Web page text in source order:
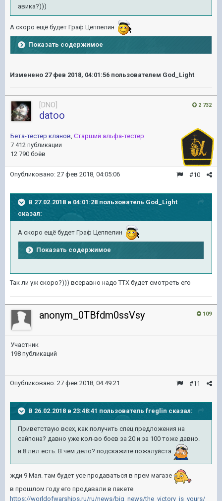
авика?)))
А скоро ещё будет Граф Цеппелин
Показать содержимое
Изменено 27 фев 2018, 04:01:56 пользователем God_Light
2 732
[DNO]
datoo
Бета-тестер кланов, Старший альфа-тестер
7 412 публикации
12 790 боёв
#10
Опубликовано: 27 фев 2018, 04:05:06
В 27.02.2018 в 04:01:28 пользователь God_Light
сказал:
А скоро ещё будет Граф Цеппелин
Показать содержимое
Так ли уж скоро?))) всеравно надо ТТХ будет смотреть его
109
anonym_0TBfdm0ssVsy
Участник
198 публикаций
#11
Опубликовано: 27 фев 2018, 04:49:21
В 26.02.2018 в 23:48:41 пользователь freglin сказал:
Приветствую всех, как получить спец предложения на
сайпона? давно уже кол-во боев за 20 и за 100 тоже давно.
и 8 лвл есть. В чем дело? подскажите пожалуйста.
жди 9 Мая. там будет усе продаваться в прем магазе
в прошлом году его продавали в пакете
https://worldofwarships.ru/ru/news/big_news/the_victory_is_yours/